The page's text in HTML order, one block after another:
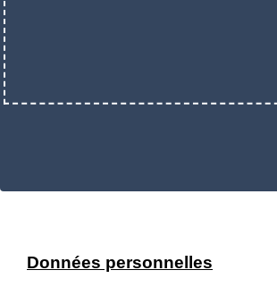
Données personnelles